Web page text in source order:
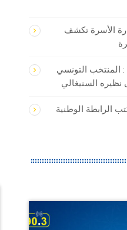
الأسرة تكشف
: المنتخب التونسي
السنيغالي
الرابطة الوطنية